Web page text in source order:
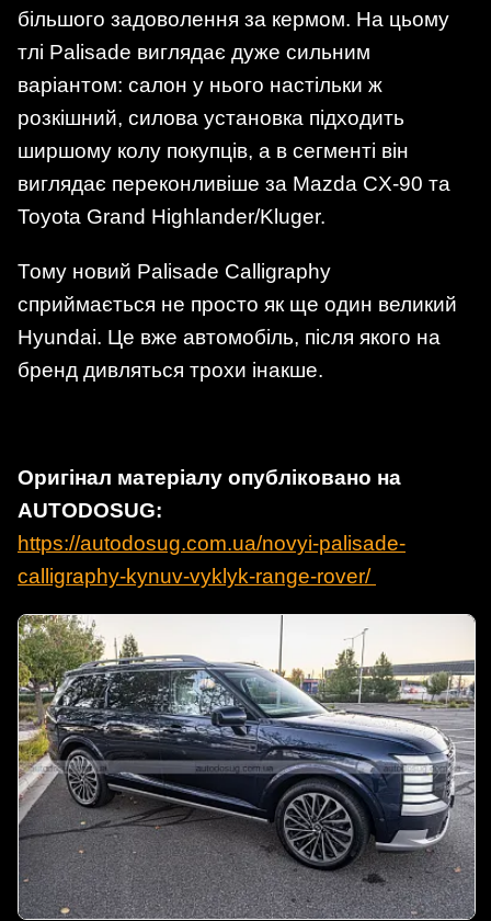
більшого задоволення за кермом. На цьому
тлі Palisade виглядає дуже сильним
варіантом: салон у нього настільки ж
розкішний, силова установка підходить
ширшому колу покупців, а в сегменті він
виглядає переконливіше за Mazda CX-90 та
Toyota Grand Highlander/Kluger.
Тому новий Palisade Calligraphy
сприймається не просто як ще один великий
Hyundai. Це вже автомобіль, після якого на
бренд дивляться трохи інакше.
Оригінал матеріалу опубліковано на
AUTODOSUG:
https://autodosug.com.ua/novyi-palisade-
calligraphy-kynuv-vyklyk-range-rover/